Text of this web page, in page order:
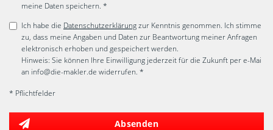
meine Daten speichern. *
Ich habe die Datenschutzerklärungzur Kenntnis genommen. Ich stimme
zu, dass meine Angaben und Daten zur Beantwortung meiner Anfragen
elektronisch erhoben und gespeichert werden.
Hinweis: Sie können Ihre Einwilligung jederzeit für die Zukunft per e-Mai
an info@die-makler.de widerrufen. *
* Pflichtfelder
Absenden